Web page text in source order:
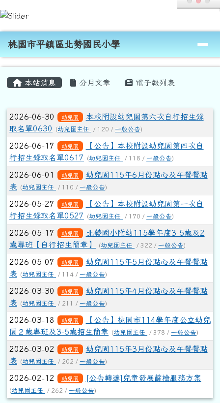
跳至主內容區
桃園市平鎮區北勢國民小學
導覽列
桃園市平鎮區北勢國民小學
本站消息 分月文章 電子報列表
文章列表
2026-06-30 幼兒園
本校附設幼兒園第六次自行招生錄
取名單0630
(幼兒園主任 / 120 / 一般公告)
2026-06-17 幼兒園
【公告】本校附設幼兒園第四次自
行招生錄取名單0617
(幼兒園主任 / 118 / 一般公告)
2026-06-01 幼兒園
幼兒園115年6月份點心及午餐餐點
表
(幼兒園主任 / 110 / 一般公告)
2026-05-27 幼兒園
【公告】本校附設幼兒園第一次自
行招生錄取名單0527
(幼兒園主任 / 170 / 一般公告)
2026-05-17 幼兒園
北勢國小附幼115學年度3-5歲及2
歲專班【自行招生簡章】
(幼兒園主任 / 322 / 一般公告)
2026-05-07 幼兒園
幼兒園115年5月份點心及午餐餐點
表
(幼兒園主任 / 114 / 一般公告)
2026-03-30 幼兒園
幼兒園115年4月份點心及午餐餐點
表
(幼兒園主任 / 211 / 一般公告)
2026-03-18 幼兒園
【公告】桃園市114學年度公立幼兒
園２歲專班及3-5歲招生簡章
(幼兒園主任 / 378 / 一般公告)
2026-03-02 幼兒園
幼兒園115年3月份點心及午餐餐點
表
(幼兒園主任 / 202 / 一般公告)
2026-02-12 幼兒園 [公告轉達]兒童發展篩檢服務方案
(幼兒園主任 / 262 / 一般公告)